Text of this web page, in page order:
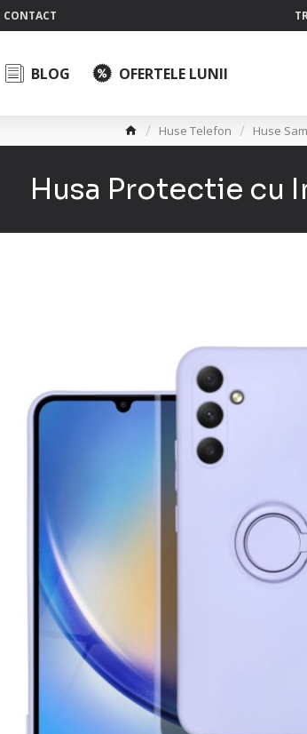
CONTACT
BLOG OFERTELE LUNII
Huse Telefon Huse
Husa Protectie cu